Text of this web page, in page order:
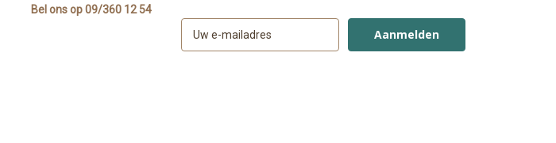
Bel ons op 09/360 12 54